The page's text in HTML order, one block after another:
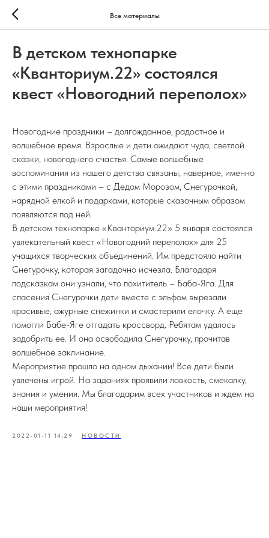
Все материалы
В детском технопарке
«Кванториум.22» состоялся
квест «Новогодний переполох»
Новогодние праздники – долгожданное, радостное и
волшебное время. Взрослые и дети ожидают чуда, светлой
сказки, новогоднего счастья. Самые волшебные
воспоминания из нашего детства связаны, наверное, именно
с этими праздниками – с Дедом Морозом, Снегурочкой,
нарядной елкой и подарками, которые сказочным образом
появляются под ней.
В детском технопарке «Кванториум.22» 5 января состоялся
увлекательный квест «Новогодний переполох» для 25
учащихся творческих объединений. Им предстояло найти
Снегурочку, которая загадочно исчезла. Благодаря
подсказкам они узнали, что похититель – Баба-Яга. Для
спасения Снегурочки дети вместе с эльфом вырезали
красивые, ажурные снежинки и смастерили елочку. А еще
помогли Бабе-Яге отгадать кроссворд. Ребятам удалось
задобрить ее. И она освободила Снегурочку, прочитав
волшебное заклинание.
Мероприятие прошло на одном дыхании! Все дети были
увлечены игрой. На заданиях проявили ловкость, смекалку,
знания и умения. Мы благодарим всех участников и ждем на
наши мероприятия!
2022-01-11 14:29 НОВОСТИ